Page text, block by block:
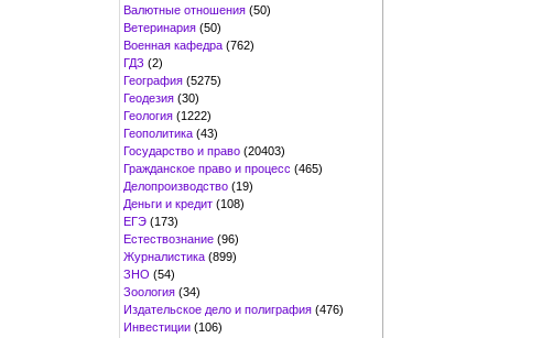
Валютные отношения (50)
Ветеринария (50)
Военная кафедра (762)
ГДЗ (2)
География (5275)
Геодезия (30)
Геология (1222)
Геополитика (43)
Государство и право (20403)
Гражданское право и процесс (465)
Делопроизводство (19)
Деньги и кредит (108)
ЕГЭ (173)
Естествознание (96)
Журналистика (899)
ЗНО (54)
Зоология (34)
Издательское дело и полиграфия (476)
Инвестиции (106)